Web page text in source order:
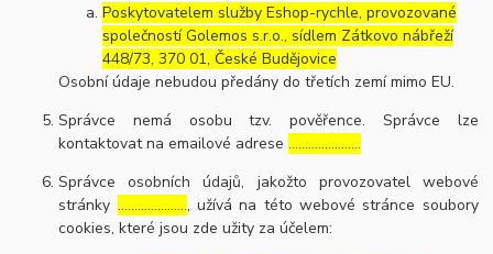
Poskytovatelem služby Eshop-rychle, provozované
společností Golemos s.r.o., sídlem Zátkovo nábřeží
448/73, 370 01, České Budějovice
Osobní údaje nebudou předány do třetích zemí mimo EU.
Správce nemá osobu tzv. pověřence. Správce lze
kontaktovat na emailové adrese………………….
Správce osobních údajů, jakožto provozovatel webové
stránky …………………, užívá na této webové stránce soubory
cookies, které jsou zde užity za účelem: